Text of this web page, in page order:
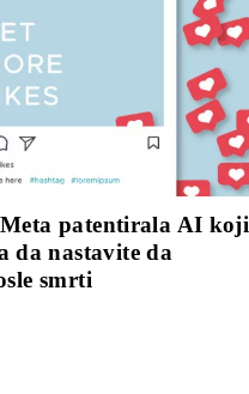
patentirala AI koji
da nastavite da
smrti